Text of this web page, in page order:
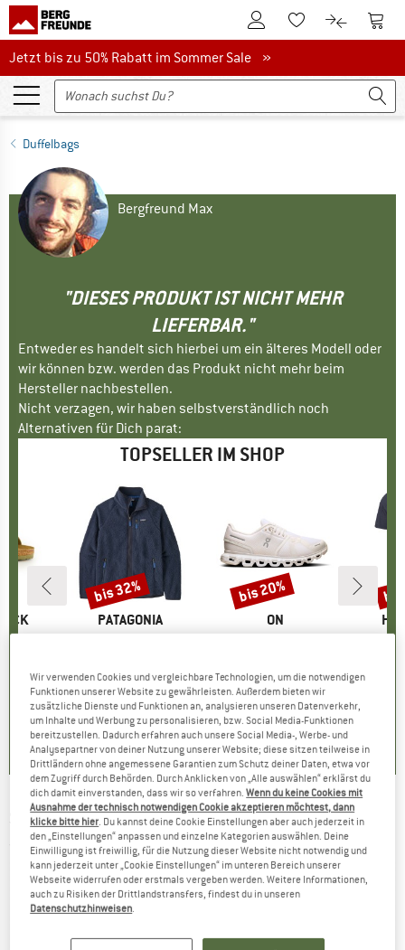
Zum KundenkontoZum Merkzettel.
Zum Zum
Jetzt bis zu 50% Rabatt im Sommer Sale
Jetzt bis zu 50% Rabatt im Sommer Sale »
Duffelbags
Bergfreund Max
"DIESES PRODUKT IST NICHT MEHR
LIEFERBAR."
Entweder es handelt sich hierbei um ein älteres Modell oder
wir können bzw. werden das Produkt nicht mehr beim
Hersteller nachbestellen.
Nicht verzagen, wir haben selbstverständlich noch
Alternativen für Dich parat:
TOPSELLER IM SHOP
Preis
€
6
)
MARKE
PATAGONIA
Preis
149,95 € reduzierter Preis
101,97 €
+1
4,6(71)
Rabatt
bis 32%
MARKE
ON
Preis
159,95 € reduzierter Preis
127,96 €
+9
4,7( 48)
Rabatt
bis 20%
SANDQVIST -Sture - Reisetasche
(0)
Wir verwenden Cookies und vergleichbare Technologien, um die notwendigen
Funktionen unserer Website zu gewährleisten. Außerdem bieten wir
zusätzliche Dienste und Funktionen an, analysieren unseren Datenverkehr,
um Inhalte und Werbung zu personalisieren, bzw. Social Media-Funktionen
bereitzustellen. Dadurch erfahren auch unsere Social Media-, Werbe- und
Analysepartner von deiner Nutzung unserer Website; diese sitzen teilweise in
Drittländern ohne angemessene Garantien zum Schutz deiner Daten, etwa vor
dem Zugriff durch Behörden. Durch Anklicken von „Alle auswählen“ erklärst du
dich damit einverstanden, dass wir so verfahren.Wenn du keine Cookies mit
Ausnahme der technisch notwendigen Cookie akzeptieren möchtest, dann
klicke bitte hier. Du kannst deine Cookie Einstellungen aber auch jederzeit in
den „Einstellungen“ anpassen und einzelne Kategorien auswählen. Deine
Einwilligung ist freiwillig, für die Nutzung dieser Website nicht notwendig und
kann jederzeit unter „Cookie Einstellungen“ im unteren Bereich unserer
Webseite widerrufen oder erstmals vergeben werden. Weitere Informationen,
auch zu Risiken der Drittlandstransfers, findest du in unseren
Datenschutzhinweisen.